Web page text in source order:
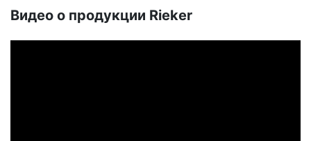
Ви­део о про­дук­ции Ri­eker